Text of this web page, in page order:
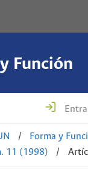
Función
/
Forma y
11 (1998) /